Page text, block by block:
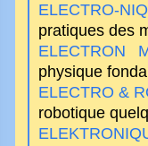
ELECTRO-
pratiques des
ELECTRON
physique
ELECTRO &
robotique